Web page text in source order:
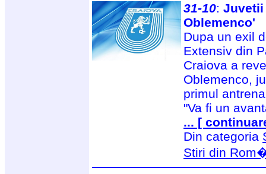
31-10: Juvetii
Oblemenco'
Dupa un exil
Extensiv din
Craiova a
Oblemenco,
primul
"Va fi un
... [
Din categoria
Stiri din